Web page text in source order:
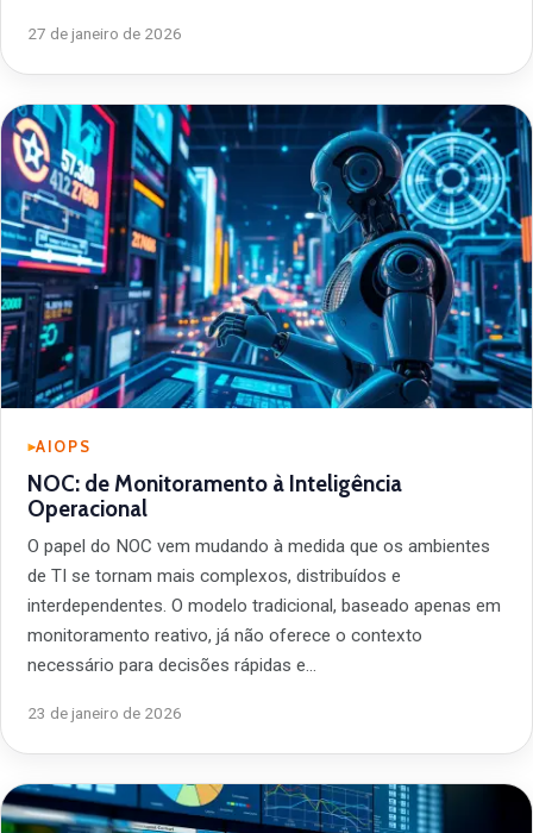
27 de janeiro de 2026
AIOPS
NOC: de Monitoramento à Inteligência
Operacional
O papel do NOC vem mudando à medida que os ambientes
de TI se tornam mais complexos, distribuídos e
interdependentes. O modelo tradicional, baseado apenas em
monitoramento reativo, já não oferece o contexto
necessário para decisões rápidas e…
23 de janeiro de 2026